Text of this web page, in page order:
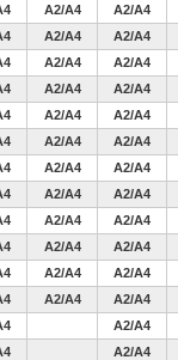
A2/A4
A2/A4
A2/A4
A2/A4
A2/A4
A2/A4
A2/A4
A2/A4
A2/A4
A2/A4
A2/A4
A2/A4
A2/A4
A2/A4
A2/A4
A2/A4
A2/A4
A2/A4
A2/A4
A2/A4
A2/A4
A2/A4
A2/A4
A2/A4
A2/A4
A2/A4